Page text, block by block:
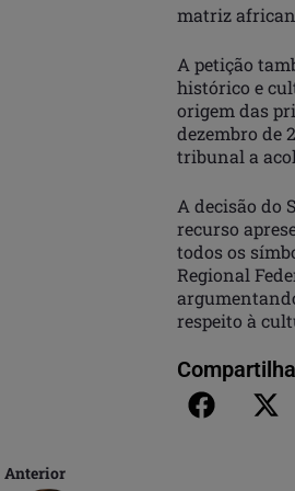
matriz
A petição
histórico e
origem das
dezembro de
tribunal a
A decisão do
recurso
todos os
Regional
respeito à
Anterior